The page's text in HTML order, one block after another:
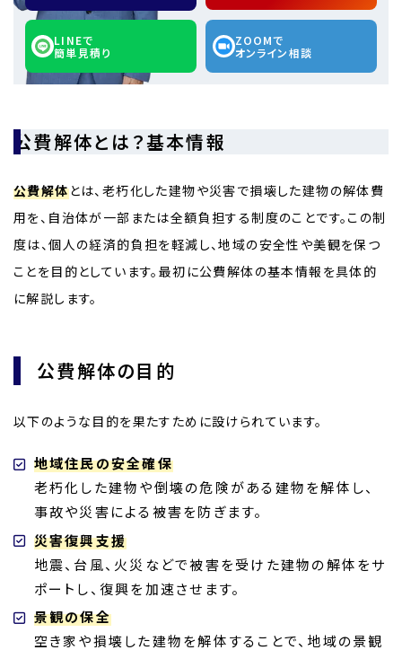
LINEで
簡単見積り
ZOOMで
オンライン相談
公費解体とは？基本情報
公費解体とは、老朽化した建物や災害で損壊した建物の解体費
用を、自治体が一部または全額負担する制度のことです。この制
度は、個人の経済的負担を軽減し、地域の安全性や美観を保つ
ことを目的としています。最初に公費解体の基本情報を具体的
に解説します。
公費解体の目的
以下のような目的を果たすために設けられています。
地域住民の安全確保
老朽化した建物や倒壊の危険がある建物を解体し、
事故や災害による被害を防ぎます。
災害復興支援
地震、台風、火災などで被害を受けた建物の解体をサ
ポートし、復興を加速させます。
景観の保全
空き家や損壊した建物を解体することで、地域の景観